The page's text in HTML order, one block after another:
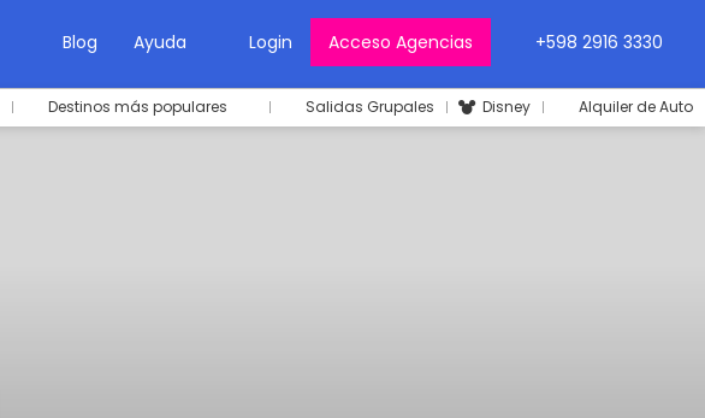
Blog Ayuda Login Acceso Agencias +598 2916 3330
Destinos más populares Salidas Grupales Disney Alquiler de Auto